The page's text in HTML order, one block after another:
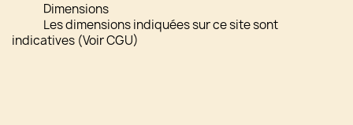
Dimensions
Les dimensions indiquées sur ce site sont
indicatives (Voir CGU)